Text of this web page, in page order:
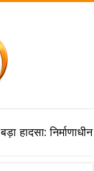
हादसा: निर्माणाधीन